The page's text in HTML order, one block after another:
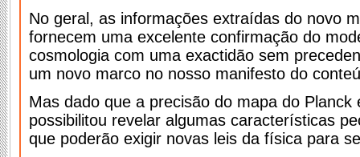
No geral, as informações extraídas do novo
fornecem uma excelente confirmação do
cosmologia com uma exactidão sem
um novo marco no nosso manifesto do
Mas dado que a precisão do mapa do Planck
possibilitou revelar algumas características
que poderão exigir novas leis da física para